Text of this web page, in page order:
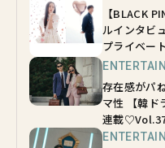
【BLACK
ルインタビ
プライベー
ンヘヨ】連
存在感がパ
マ性 【韓ド
連載